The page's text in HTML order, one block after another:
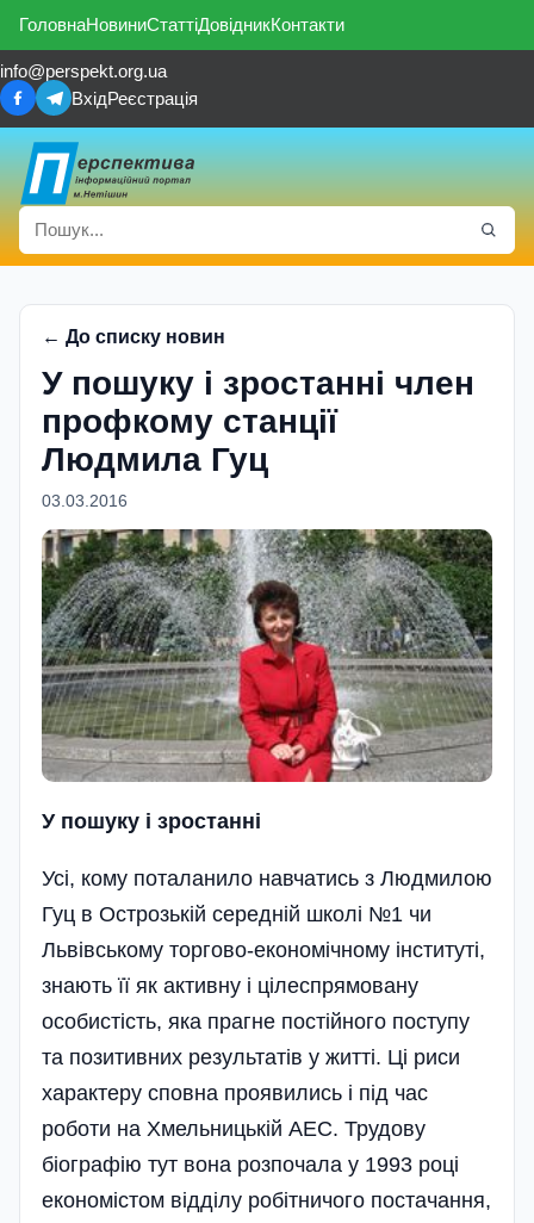
ГоловнаНовиниСтаттіДовідникКонтакти
info@perspekt.org.ua
ВхідРеєстрація
← До списку новин
У пошуку i зростаннi член
профкому станції
Людмила Гуц
03.03.2016
У пошуку i зростаннi
Усі, кому поталанило навчатись з Людмилою
Гуц в Острозькій середній школі №1 чи
Львівському­ торгово-економічному інституті,
знають її як активну і цілеспрямовану
особистість, яка прагне пос­тійного поступу
та позитивних результатів у житті. Ці риси
характеру сповна проявились і під час
роботи на Хмельницькій АЕС. Трудову
біографію тут вона розпочала у 1993 році
економістом відділу робітничого постачання,